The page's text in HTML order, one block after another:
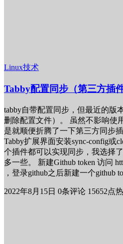
Linux技术
Tabby配置同步（第三方插件
tabby自带配置同步，但最近的版
删除配置文件）。 虽然不影响使
是就顺便折腾了一下第三方同步
Tabby扩展界面安装sync-config或
个插件都可以实现同步，我选择了
多一些。 新建Github token 访问
，登录github之后新建一个github
2022年8月15日 0条评论 15652点